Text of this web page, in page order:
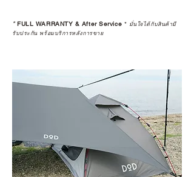
*FULL WARRANTY & After Service * มั่นใจได้กับสินค้ามี
รับประกัน พร้อมบริการหลังการขาย